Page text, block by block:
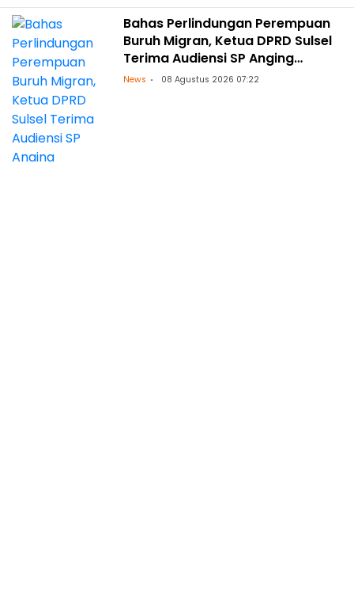
Bahas Perlindungan Perempuan
Buruh Migran, Ketua DPRD Sulsel
Terima Audiensi SP Anging
Mammiri
News 08 Agustus 2026 07:22